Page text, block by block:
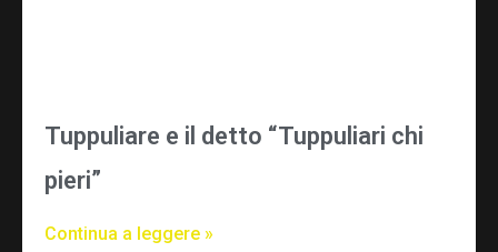
Tuppuliare e il detto “Tuppuliari chi
pieri”
Continua a leggere »